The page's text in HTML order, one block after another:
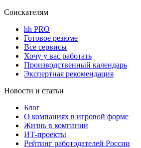
Соискателям
hh PRO
Готовое резюме
Все сервисы
Хочу у вас работать
Производственный календарь
Экспертная рекомендация
Новости и статьи
Блог
О компаниях в игровой форме
Жизнь в компании
ИТ-проекты
Рейтинг работодателей России